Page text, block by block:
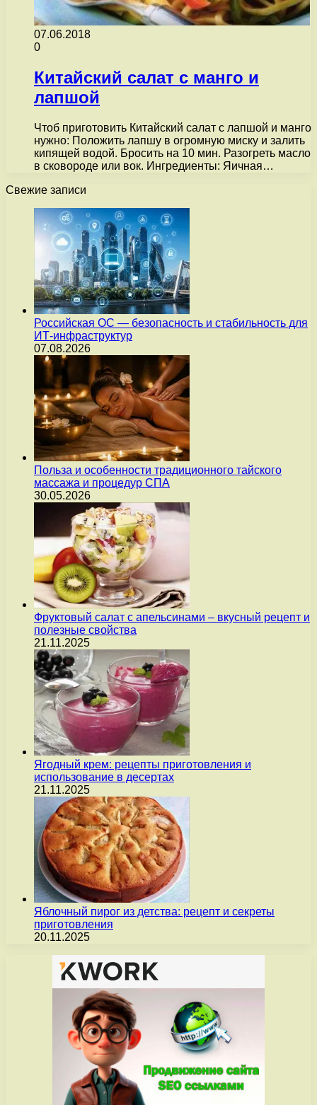
07.06.2018
0
Китайский салат с манго и
лапшой
Чтоб приготовить Китайский салат с лапшой и манго
нужно: Положить лапшу в огромную миску и залить
кипящей водой. Бросить на 10 мин. Разогреть масло
в сковороде или вок. Ингредиенты: Яичная…
Свежие записи
Российская ОС — безопасность и стабильность для
ИТ-инфраструктур
07.08.2026
Польза и особенности традиционного тайского
массажа и процедур СПА
30.05.2026
Фруктовый салат с апельсинами – вкусный рецепт и
полезные свойства
21.11.2025
Ягодный крем: рецепты приготовления и
использование в десертах
21.11.2025
Яблочный пирог из детства: рецепт и секреты
приготовления
20.11.2025